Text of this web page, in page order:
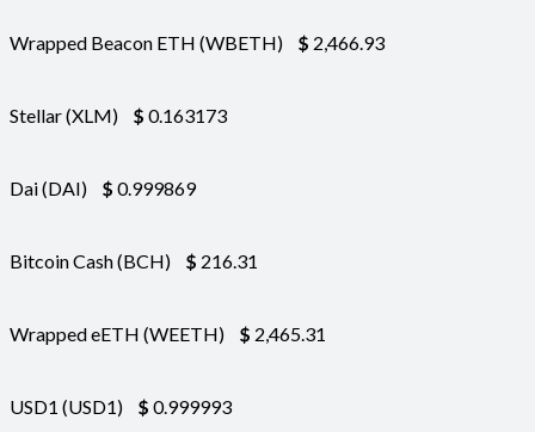
Wrapped Beacon ETH (WBETH) $ 2,466.93
Stellar (XLM) $ 0.163173
Dai (DAI) $ 0.999869
Bitcoin Cash (BCH) $ 216.31
Wrapped eETH (WEETH) $ 2,465.31
USD1 (USD1) $ 0.999993